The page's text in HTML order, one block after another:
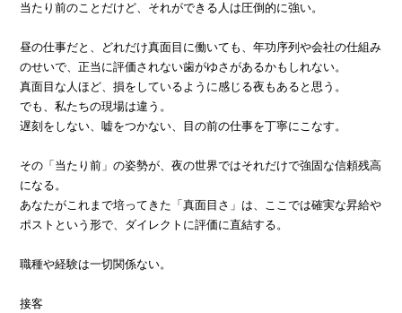
当たり前のことだけど、それができる人は圧倒的に強い。
昼の仕事だと、どれだけ真面目に働いても、年功序列や会社の仕組み
のせいで、正当に評価されない歯がゆさがあるかもしれない。
真面目な人ほど、損をしているように感じる夜もあると思う。
でも、私たちの現場は違う。
遅刻をしない、嘘をつかない、目の前の仕事を丁寧にこなす。
その「当たり前」の姿勢が、夜の世界ではそれだけで強固な信頼残高
になる。
あなたがこれまで培ってきた「真面目さ」は、ここでは確実な昇給や
ポストという形で、ダイレクトに評価に直結する。
職種や経験は一切関係ない。
接客